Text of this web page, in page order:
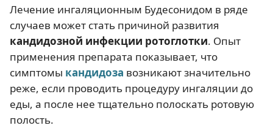
Лечение ингаляционным Будесонидом в ряде
случаев может стать причиной развития
кандидозной инфекции ротоглотки. Опыт
применения препарата показывает, что
симптомы кандидоза возникают значительно
реже, если проводить процедуру ингаляции до
еды, а после нее тщательно полоскать ротовую
полость.